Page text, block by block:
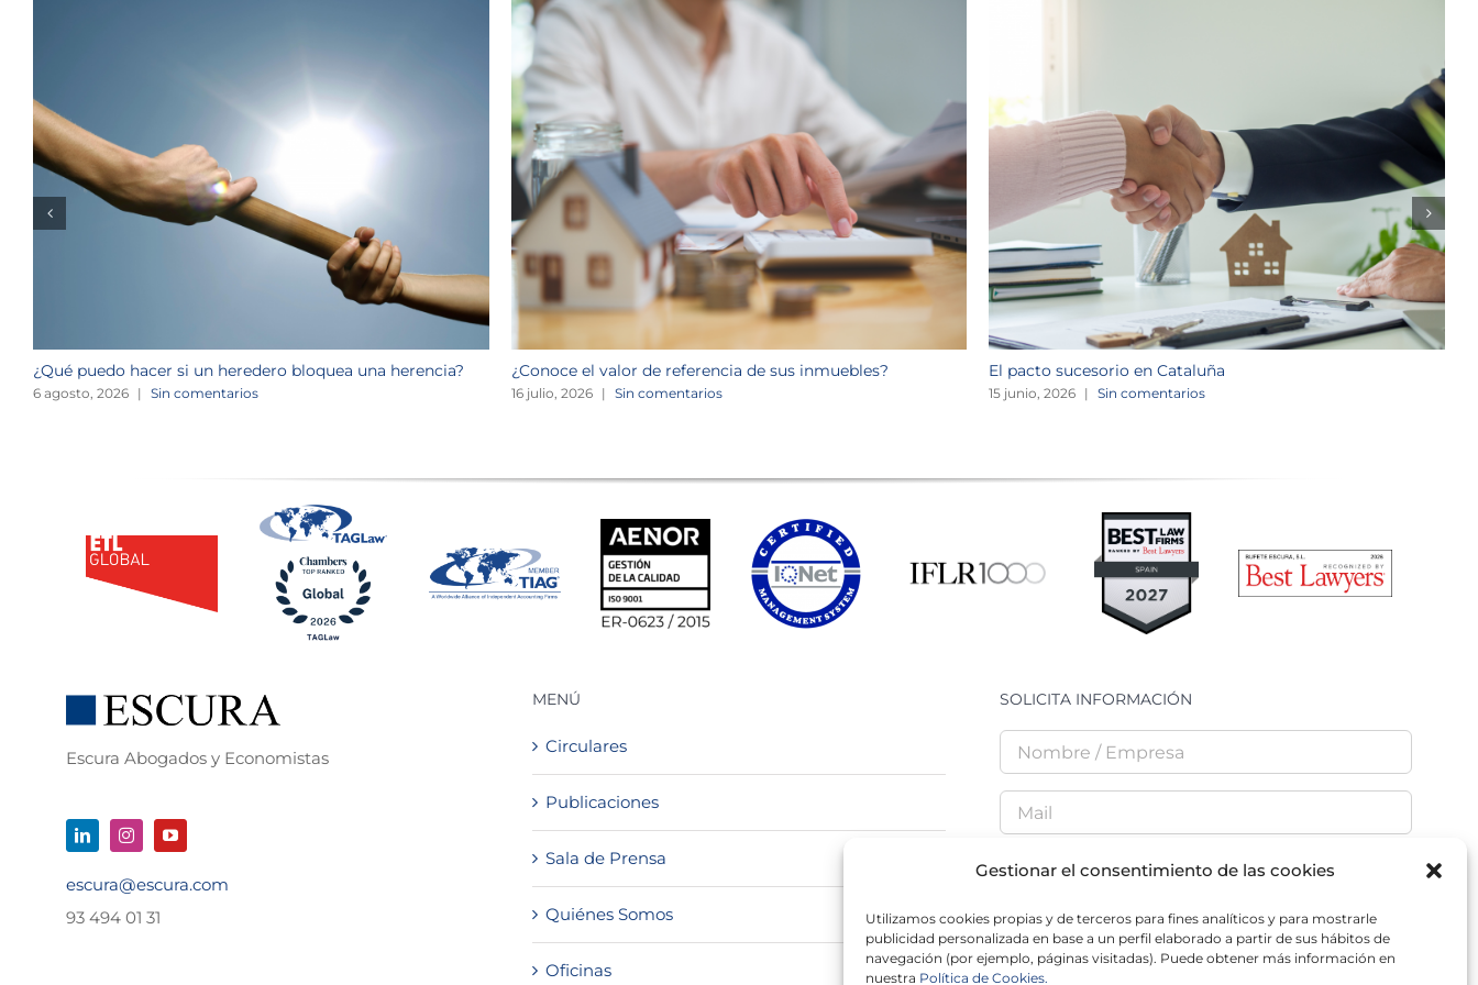
Gestionar el consentimiento de las cookies
Utilizamos cookies propias y de terceros para fines analíticos y para mostrarle
publicidad personalizada en base a un perfil elaborado a partir de sus hábitos de
navegación (por ejemplo, páginas visitadas). Puede obtener más información en
nuestra Política de Cookies.
¿Qué puedo hacer si un heredero bloquea una herencia?
6 agosto, 2026 | Sin comentarios
¿Conoce el valor de referencia de sus inmuebles?
16 julio, 2026 | Sin comentarios
El pacto sucesorio en Cataluña
15 junio, 2026 | Sin comentarios
Escura Abogados y Economistas
escura@escura.com
93 494 01 31
MENÚ
Circulares
Publicaciones
Sala de Prensa
Quiénes Somos
Oficinas
SOLICITA INFORMACIÓN
He leído y acepto laPolítica de Privacidad